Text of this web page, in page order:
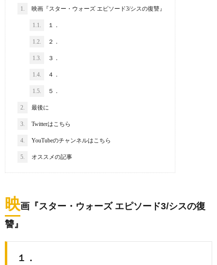
1. 映画『スター・ウォーズ エピソード3/シスの復讐』
1.1. １．
1.2. ２．
1.3. ３．
1.4. ４．
1.5. ５．
2. 最後に
3. Twitterはこちら
4. YouTubeのチャンネルはこちら
5. オススメの記事
映画『スター・ウォーズ エピソード3/シスの復
讐』
１．